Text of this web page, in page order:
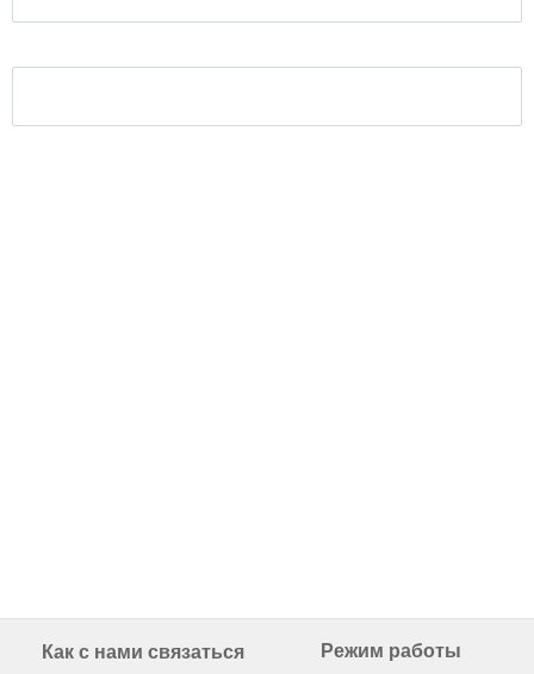
Как с нами связаться Режим работы